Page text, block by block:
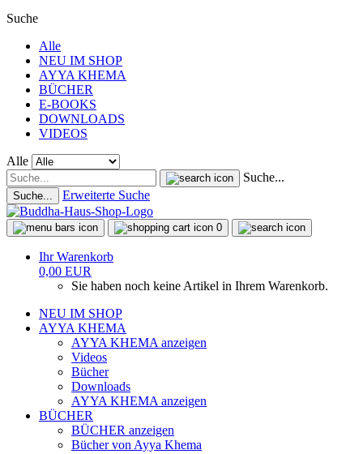
Suche
Alle
NEU IM SHOP
AYYA KHEMA
BÜCHER
E-BOOKS
DOWNLOADS
VIDEOS
Alle
Suche...
Suche... Erweiterte Suche
0
Ihr Warenkorb
0,00 EUR
Sie haben noch keine Artikel in Ihrem Warenkorb.
NEU IM SHOP
AYYA KHEMA
AYYA KHEMA anzeigen
Videos
Bücher
Downloads
AYYA KHEMA anzeigen
BÜCHER
BÜCHER anzeigen
Bücher von Ayya Khema